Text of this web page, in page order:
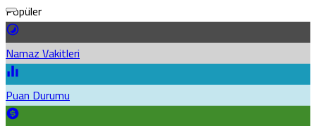
Popüler
Namaz Vakitleri
Puan Durumu